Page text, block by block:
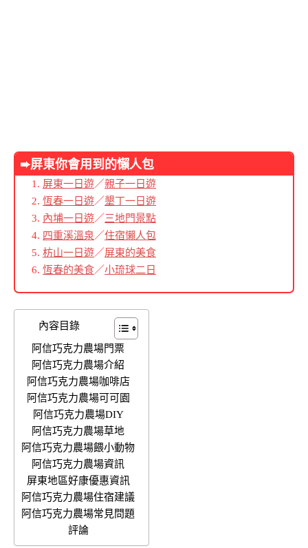
➨屏東你會用到的懶人包
屏東一日遊／親子一日遊
恆春一日遊／墾丁一日遊
內埔一日遊／三地門景點
四重溪溫泉／住宿懶人包
枋山一日遊／屏東的美食
恆春的美食／小琉球二日
內容目錄
阿信巧克力農場門票
阿信巧克力農場介紹
阿信巧克力農場咖啡店
阿信巧克力農場可可園
阿信巧克力農場DIY
阿信巧克力農場草地
阿信巧克力農場餵小動物
阿信巧克力農場資訊
屏東地區好康優惠資訊
阿信巧克力農場住宿建議
阿信巧克力農場常見問題
評論